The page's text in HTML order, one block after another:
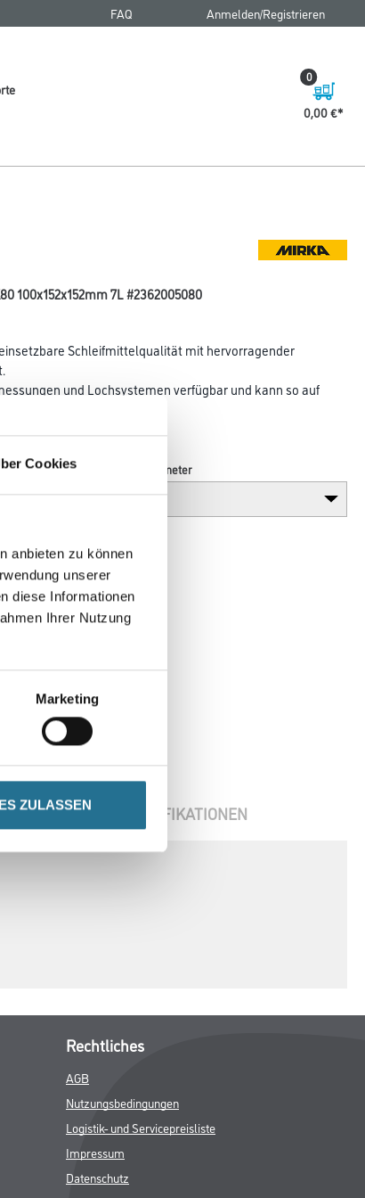
Cookies
anbieten zu können
unserer
diese Informationen
Ihrer Nutzung
Marketing
ZULASSEN
FAQ Anmelden/Registrieren
0,00 €
0
100x152x152mm 7L #2362005080
Schleifmittelqualität mit hervorragender
und Lochsystemen verfügbar und kann so auf
Breite in millimeter
SPEZIFIKATIONEN
Rechtliches
AGB
Nutzungsbedingungen
Logistik- und Servicepreisliste
Impressum
Datenschutz